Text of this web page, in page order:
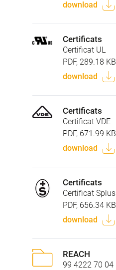
download
Certificats
Certificat UL
PDF, 289.18 KB
download
Certificats
Certificat VDE
PDF, 671.99 KB
download
Certificats
Certificat Splus
PDF, 656.34 KB
download
REACH
99 4222 70 04